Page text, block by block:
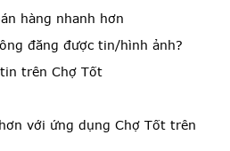
hàng nhanh hơn
đăng được tin/hình ảnh?
trên Chợ Tốt
với ứng dụng Chợ Tốt trên